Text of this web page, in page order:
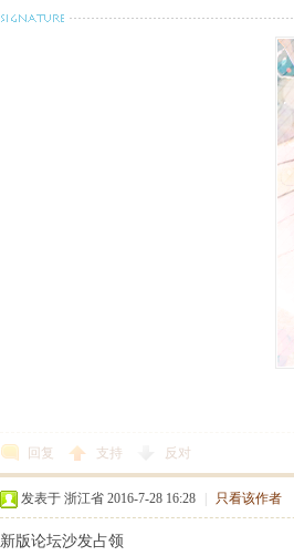
回复 支持 反对
发表于 浙江省 2016-7-28 16:28 只看该作者
新版论坛沙发占领